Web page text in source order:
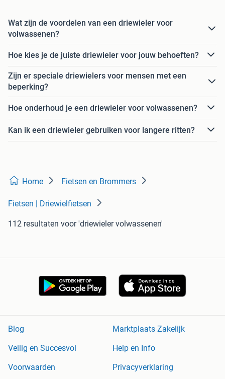
Wat zijn de voordelen van een driewieler voor
volwassenen?
Hoe kies je de juiste driewieler voor jouw behoeften?
Zijn er speciale driewielers voor mensen met een
beperking?
Hoe onderhoud je een driewieler voor volwassenen?
Kan ik een driewieler gebruiken voor langere ritten?
Home Fietsen en Brommers
Fietsen | Driewielfietsen
112 resultaten voor 'driewieler volwassenen'
Blog
Marktplaats Zakelijk
Veilig en Succesvol
Help en Info
Voorwaarden
Privacyverklaring